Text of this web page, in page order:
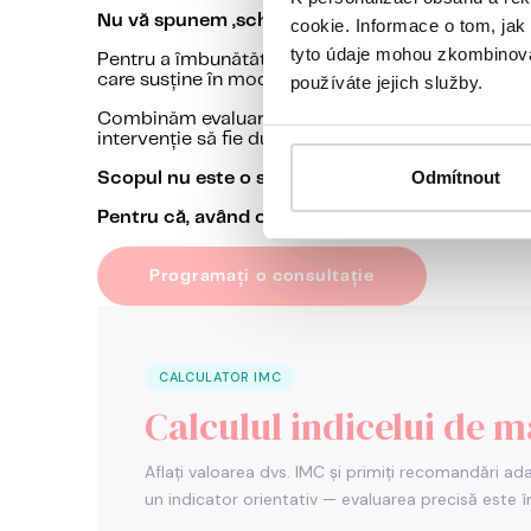
cookie. Informace o tom,
tyto údaje mohou
používáte jejich služby.
Odmítnout
Nu vă spunem „schimbați ceva și reveniți mai
Pentru a îmbunătăți rezultatele tratamentului în
care susține în mod natural medicina reproductivă.
Combinăm evaluarea medicală detaliată, un
intervenție să fie durabilă și să aducă beneficii
Scopul nu este o soluție rapidă, ci crearea
Pentru că, având o abordare completă a
Programați o consultație
CALCULATOR IMC
Calculul indicelui de
Aflați valoarea dvs. IMC și primiți recomandări
un indicator orientativ — evaluarea precisă este